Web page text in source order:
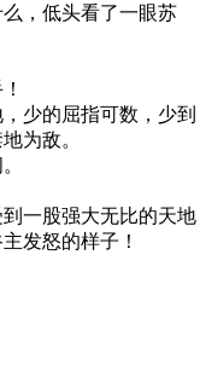
，低头看了一眼苏
少的屈指可数，少到
为敌。
一股强大无比的天地
发怒的样子！